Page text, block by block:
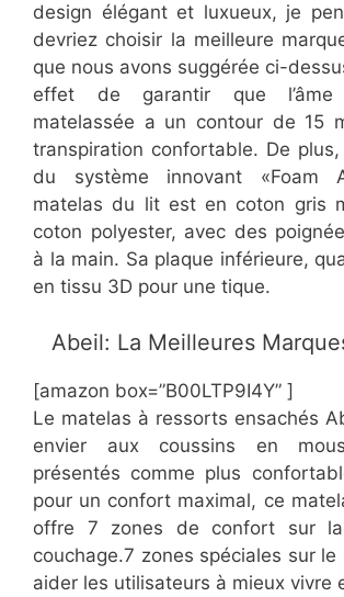
design élégant et luxueux, je
devriez choisir la meilleure
que nous avons suggérée ci-
effet de garantir que l’âme
matelassée a un contour de 15
transpiration confortable. De
du système innovant «Foam
matelas du lit est en coton gris
coton polyester, avec des
à la main. Sa plaque inférieure,
en tissu 3D pour une tique.
​Abeil: La Meilleures
[amazon box=”B00LTP9I4Y” ]
Le matelas à ressorts ensachés
envier aux coussins en
présentés comme plus
pour un confort maximal, ce
offre 7 zones de confort sur
couchage.7 zones spéciales sur le
aider les utilisateurs à mieux vivre